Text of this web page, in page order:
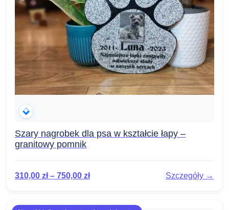
Szary nagrobek dla psa w kształcie łapy –
granitowy pomnik
310,00 zł – 750,00 zł Szczegóły →